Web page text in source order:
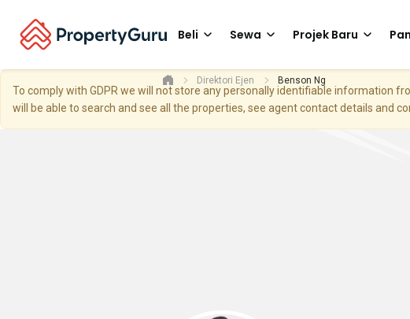
Beli Sewa Projek Baru
To comply with GDPR we will not store any personally identifiable information
will be able to search and see all the properties, see agent contact details and
Direktori Ejen Benson Ng